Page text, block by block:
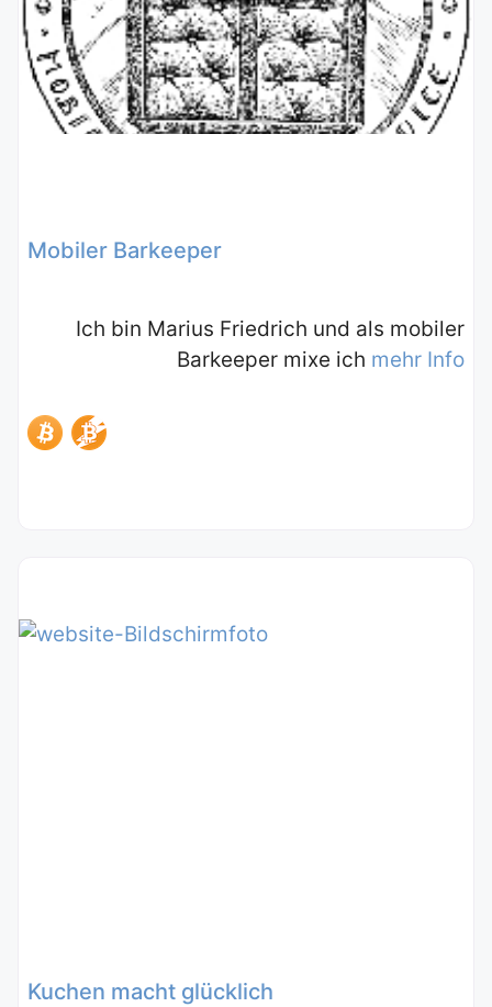
Mobiler Barkeeper
Ich bin Marius Friedrich und als mobiler
Barkeeper mixe ich mehr Info
Kuchen macht glücklich